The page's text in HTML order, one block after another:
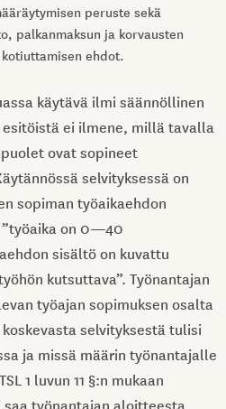
peruste sekä
palkanmaksun ja korvausten
ehdot.
käytävä ilmi säännöllinen
ei ilmene, millä tavalla
ovat sopineet
selvityksessä on
sopiman työaikaehdon
on 0—40
sisältö on kuvattu
kutsuttava”. Työnantajan
työajan sopimuksen osalta
selvityksestä tulisi
ja missä määrin työnantajalle
1 luvun 11 §:n mukaan
työnantajan aloitteesta